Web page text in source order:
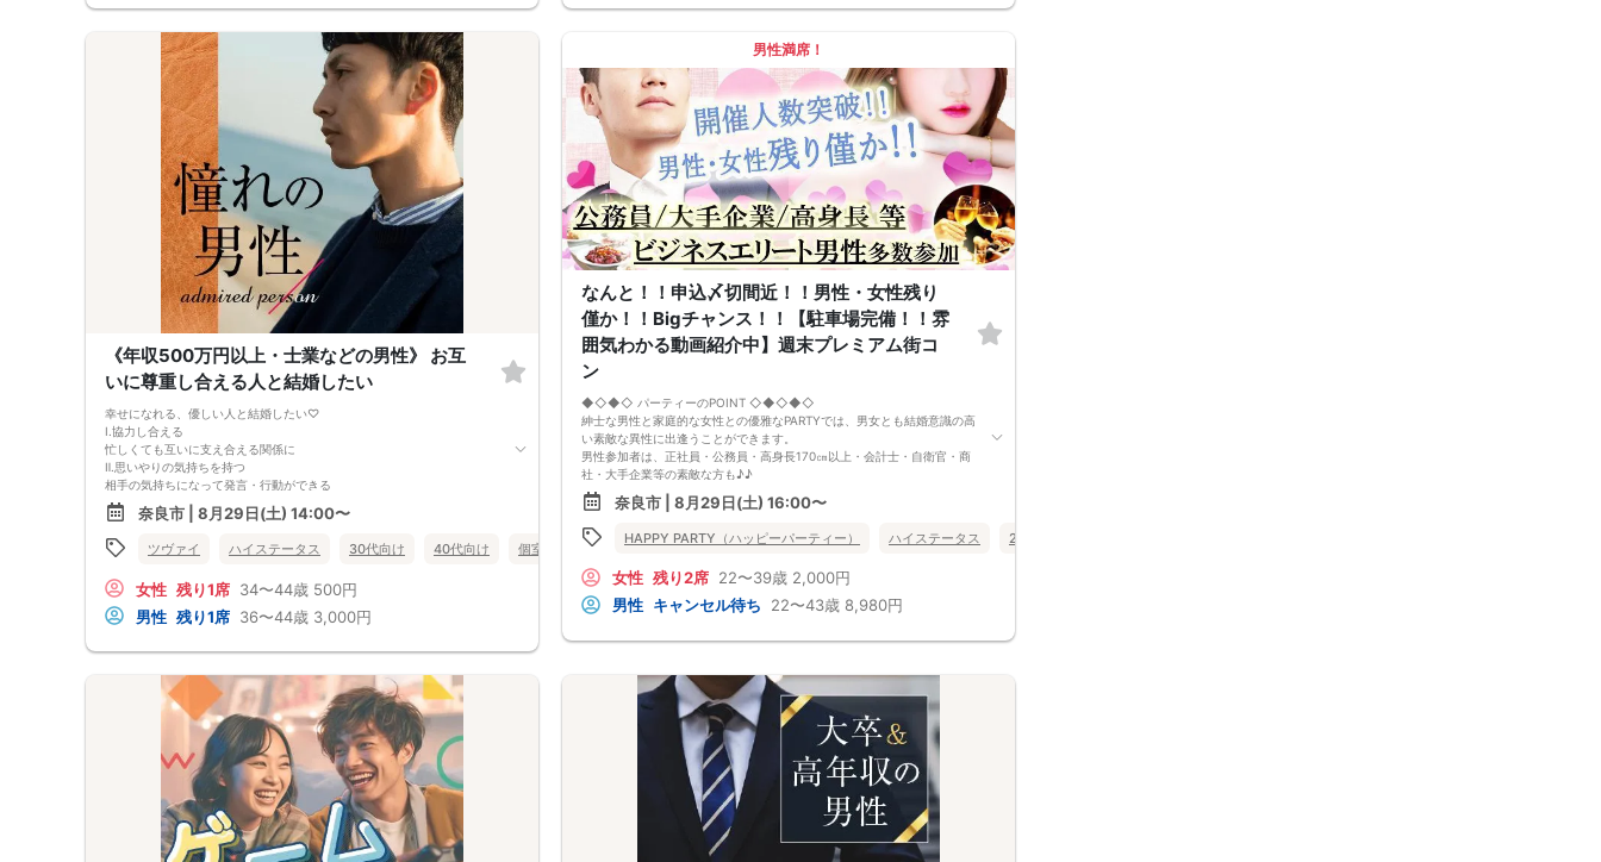
《年収500万円以上・士業などの男性》 お互
いに尊重し合える人と結婚したい
幸せになれる、優しい人と結婚したい♡
Ⅰ.協力し合える
忙しくても互いに支え合える関係に
Ⅱ.思いやりの気持ちを持つ
相手の気持ちになって発言・行動ができる
Ⅲ.お互いに尊重しあえる
習慣や好み、考え方を理解しようとする
この人となら一緒に歩んでいける。
そう思えるパートナーを見つけませんか？
奈良市 | 8月29日(土) 14:00〜
ツヴァイ ハイステータス 30代向け 40代向け 個室 公務員 奈良県 奈良市
女性 残り1席 34〜44歳 500円
男性 残り1席 36〜44歳 3,000円
男性満席！
なんと！！申込〆切間近！！男性・女性残り
僅か！！Bigチャンス！！【駐車場完備！！雰
囲気わかる動画紹介中】週末プレミアム街コ
ン
◆◇◆◇ パーティーのPOINT ◇◆◇◆◇
紳士な男性と家庭的な女性との優雅なPARTYでは、男女とも結婚意識の高
い素敵な異性に出逢うことができます。
男性参加者は、正社員・公務員・高身長170㎝以上・会計士・自衛官・商
社・大手企業等の素敵な方も♪♪
ゆったりとお話できる空間は、恋活・婚活にピッタリ♪♪ 飲食付きで男
女の仲も深まります♪
定期的に席替えをして全員の方と交流して頂き、連絡先の交換も自由です
♪
【恋人のいる方・事実婚・同棲中・離婚調停中etc.の方はご遠慮下さ
い。】
◇◆◇◆◇◆◇◆◇◆◇◆◇◆◇◆◇◆◇
□当日現金支払いの方は受付にて参加費をお支払い下さい。
□中止判断タイミング
開催当日13：00までに最少催行人数に満たない場合
または13：00以降にキャンセルにより最少催行人数を下回った場合
は、中止といたします。
□最少催行人数が男性2名・女性2名以上からとなっております。
（男女比の調整を行っておりますが、キャンセル等によって変動がある場
合がございます。原則、男女比に関わらず,最少催行人数を下回った場合
に限り、「中止」及び「返金」させて頂きます。）
奈良市 | 8月29日(土) 16:00〜
HAPPY PARTY（ハッピーパーティー） ハイステータス 20代向け
女性 残り2席 22〜39歳 2,000円
男性 キャンセル待ち 22〜43歳 8,980円